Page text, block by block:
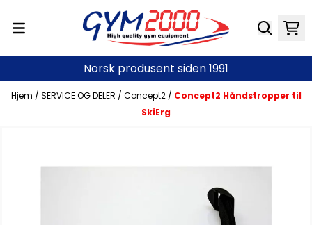
Norsk produsent siden 1991
Hjem / SERVICE OG DELER / Concept2 / Concept2 Håndstropper til
SkiErg